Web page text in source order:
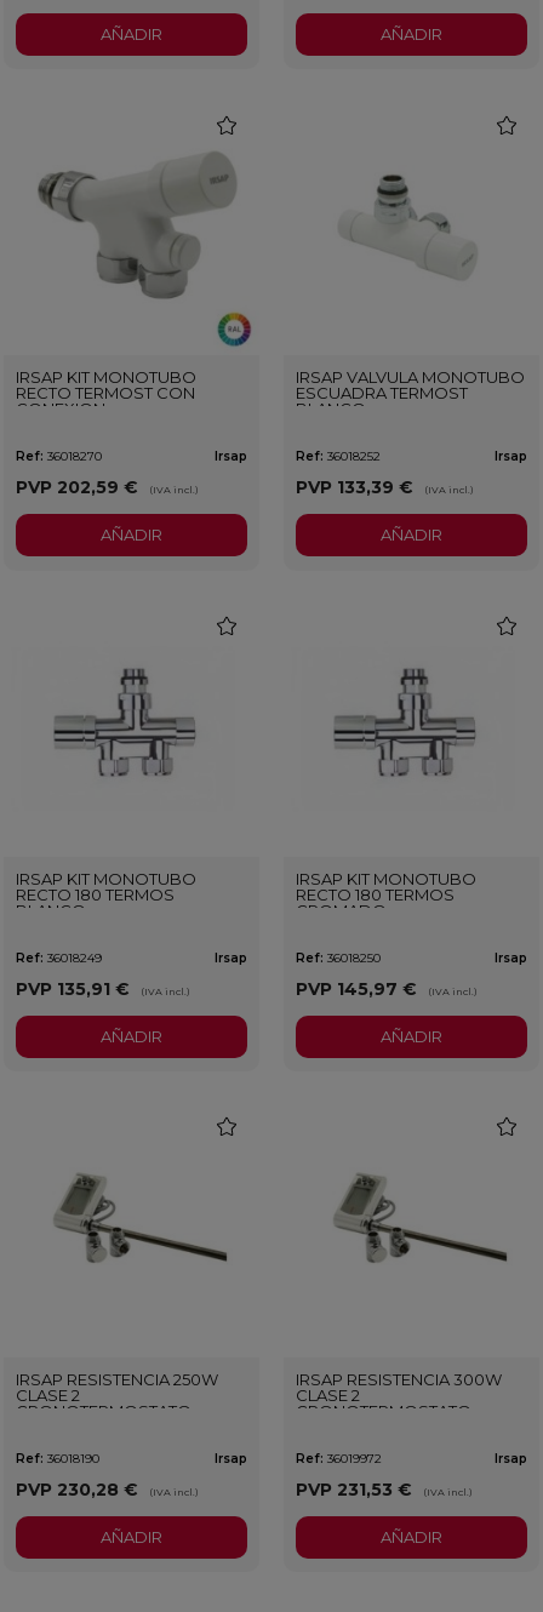
AÑADIR AÑADIR
IRSAP KIT MONOTUBO
RECTO TERMOST CON
CONEXION
Ref: 36018270 Irsap
PVP 202,59 € (IVA incl.)
AÑADIR
IRSAP VALVULA MONOTUBO
ESCUADRA TERMOST
BLANCO
Ref: 36018252 Irsap
PVP 133,39 € (IVA incl.)
AÑADIR
IRSAP KIT MONOTUBO
RECTO 180 TERMOS
BLANCO
Ref: 36018249 Irsap
PVP 135,91 € (IVA incl.)
AÑADIR
IRSAP KIT MONOTUBO
RECTO 180 TERMOS
CROMADO
Ref: 36018250 Irsap
PVP 145,97 € (IVA incl.)
AÑADIR
IRSAP RESISTENCIA 250W
CLASE 2
CRONOTERMOSTATO
Ref: 36018190 Irsap
PVP 230,28 € (IVA incl.)
AÑADIR
IRSAP RESISTENCIA 300W
CLASE 2
CRONOTERMOSTATO
Ref: 36019972 Irsap
PVP 231,53 € (IVA incl.)
AÑADIR